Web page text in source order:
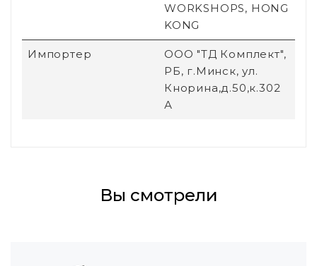
WORKSHOPS, HONG
KONG
Импортер
ООО "ТД Комплект",
РБ, г.Минск, ул.
Кнорина,д.50,к.302
А
Вы смотрели